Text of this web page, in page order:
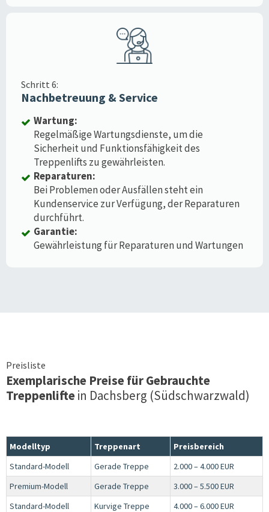
Schritt 6:
Nachbetreuung & Service
Wartung:
Regelmäßige Wartungsdienste, um die
Sicherheit und Funktionsfähigkeit des
Treppenlifts zu gewährleisten.
Reparaturen:
Bei Problemen oder Ausfällen steht ein
Kundenservice zur Verfügung, der Reparaturen
durchführt.
Garantie:
Gewährleistung für Reparaturen und Wartungen
Preisliste
Exemplarische Preise für Gebrauchte
Treppenliftein Dachsberg (Südschwarzwald)
Modelltyp Treppenart
Preisbereich
Standard-Modell
Gerade Treppe
2.000 – 4.000 EUR
Premium-Modell
Gerade Treppe
3.000 – 5.500 EUR
Standard-Modell
Kurvige Treppe
4.000 – 6.000 EUR